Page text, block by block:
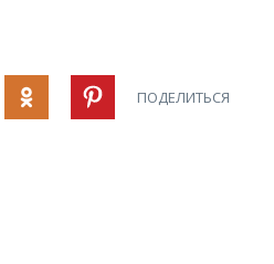
ПОДЕЛИТЬСЯ